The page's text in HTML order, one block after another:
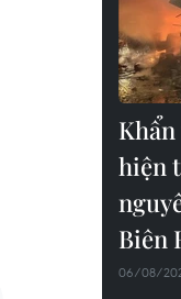
hiện
Biên
06/08/